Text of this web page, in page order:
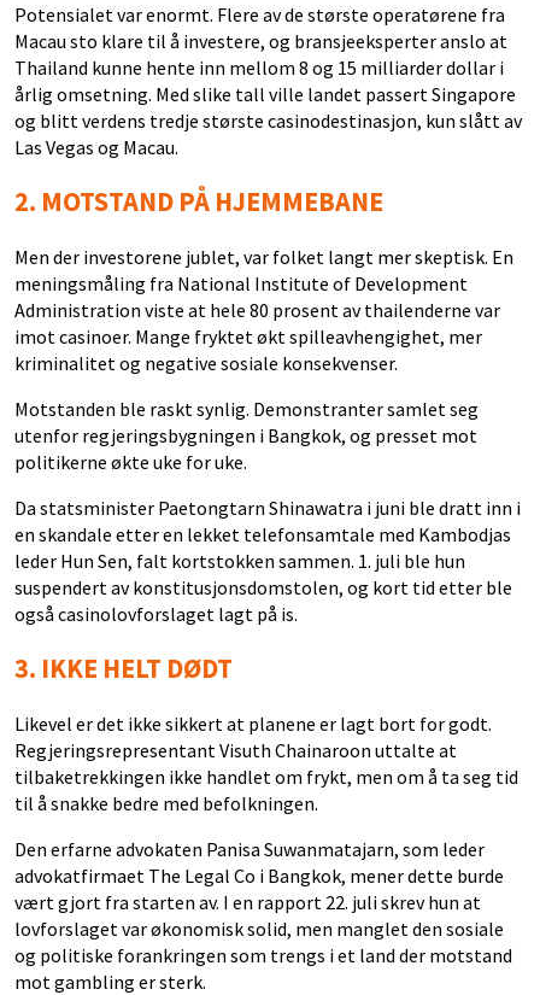
Potensialet var enormt. Flere av de største operatørene fra
Macau sto klare til å investere, og bransjeeksperter anslo at
Thailand kunne hente inn mellom 8 og 15 milliarder dollar i
årlig omsetning. Med slike tall ville landet passert Singapore
og blitt verdens tredje største casinodestinasjon, kun slått av
Las Vegas og Macau.
2. MOTSTAND PÅ HJEMMEBANE
Men der investorene jublet, var folket langt mer skeptisk. En
meningsmåling fra National Institute of Development
Administration viste at hele 80 prosent av thailenderne var
imot casinoer. Mange fryktet økt spilleavhengighet, mer
kriminalitet og negative sosiale konsekvenser.
Motstanden ble raskt synlig. Demonstranter samlet seg
utenfor regjeringsbygningen i Bangkok, og presset mot
politikerne økte uke for uke.
Da statsminister Paetongtarn Shinawatra i juni ble dratt inn i
en skandale etter en lekket telefonsamtale med Kambodjas
leder Hun Sen, falt kortstokken sammen. 1. juli ble hun
suspendert av konstitusjonsdomstolen, og kort tid etter ble
også casinolovforslaget lagt på is.
3. IKKE HELT DØDT
Likevel er det ikke sikkert at planene er lagt bort for godt.
Regjeringsrepresentant Visuth Chainaroon uttalte at
tilbaketrekkingen ikke handlet om frykt, men om å ta seg tid
til å snakke bedre med befolkningen.
Den erfarne advokaten Panisa Suwanmatajarn, som leder
advokatfirmaet The Legal Co i Bangkok, mener dette burde
vært gjort fra starten av. I en rapport 22. juli skrev hun at
lovforslaget var økonomisk solid, men manglet den sosiale
og politiske forankringen som trengs i et land der motstand
mot gambling er sterk.